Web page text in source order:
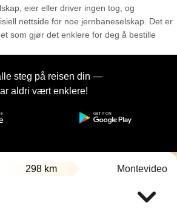
eier eller driver ingen tog, og
nettside for noe jernbaneselskap. Det er
som gjør det enklere for deg å bestille
steg på reisen din —
aldri vært enklere!
298 km Montevideo